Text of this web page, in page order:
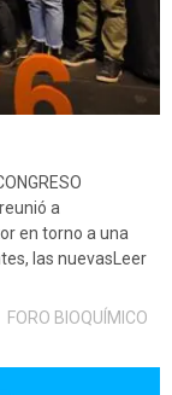
a
en torno a una
las nuevasLeer
FORO BIOQUÍMICO